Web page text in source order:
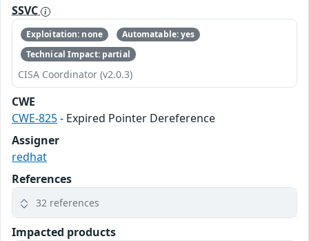
SSVC
Exploitation: none
Automatable: yes
Technical Impact: partial
CISA Coordinator (v2.0.3)
CWE
CWE-825- Expired Pointer Dereference
Assigner
redhat
References
32 references
Impacted products